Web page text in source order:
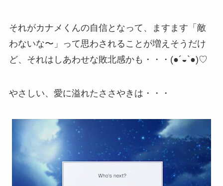
それがカナメくんの自信となって、ますます「敵
わないな〜」って思わされることが増えそうだけ
ど、それはしあわせな敗北感かも・・・(●´◒`●)♡
やさしい、愛に溢れたささやきは・・・